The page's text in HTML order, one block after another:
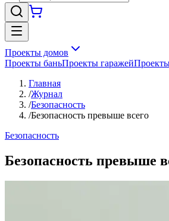
Проекты домов
Проекты баньПроекты гаражей
Главная
/Журнал
/Безопасность
/Безопасность превыше всего
Безопасность
Безопасность превыше